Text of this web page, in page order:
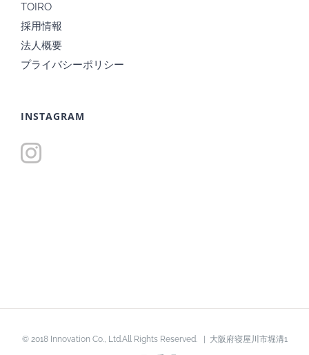
TOIRO
採用情報
法人概要
プライバシーポリシー
INSTAGRAM
© 2018 Innovation Co., Ltd.All Rights Reserved. | 大阪府寝屋川市堀溝1